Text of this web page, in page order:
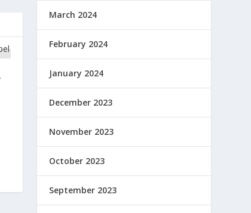
March 2024
February 2024
January 2024
December 2023
November 2023
October 2023
September 2023